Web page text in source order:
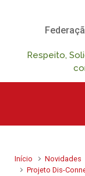
Respeito,
Início Novidades
Projeto Dis-